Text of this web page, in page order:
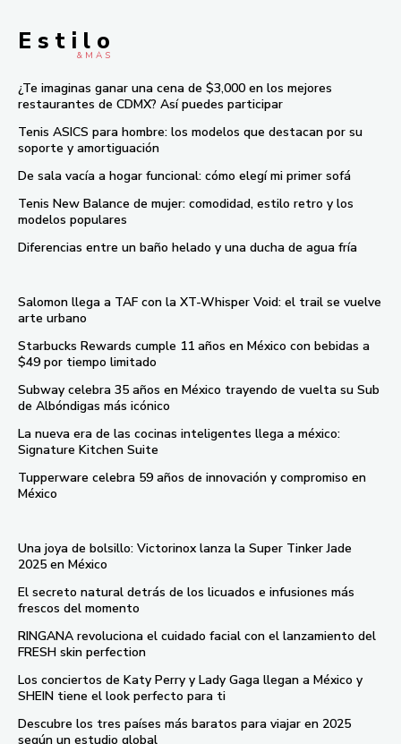
E s t i l o
& M À S
¿Te imaginas ganar una cena de $3,000 en los mejores
restaurantes de CDMX? Así puedes participar
Tenis ASICS para hombre: los modelos que destacan por su
soporte y amortiguación
De sala vacía a hogar funcional: cómo elegí mi primer sofá
Tenis New Balance de mujer: comodidad, estilo retro y los
modelos populares
Diferencias entre un baño helado y una ducha de agua fría
Salomon llega a TAF con la XT-Whisper Void: el trail se vuelve
arte urbano
Starbucks Rewards cumple 11 años en México con bebidas a
$49 por tiempo limitado
Subway celebra 35 años en México trayendo de vuelta su Sub
de Albóndigas más icónico
La nueva era de las cocinas inteligentes llega a méxico:
Signature Kitchen Suite
Tupperware celebra 59 años de innovación y compromiso en
México
Una joya de bolsillo: Victorinox lanza la Super Tinker Jade
2025 en México
El secreto natural detrás de los licuados e infusiones más
frescos del momento
RINGANA revoluciona el cuidado facial con el lanzamiento del
FRESH skin perfection
Los conciertos de Katy Perry y Lady Gaga llegan a México y
SHEIN tiene el look perfecto para ti
Descubre los tres países más baratos para viajar en 2025
según un estudio global